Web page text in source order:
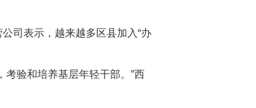
司表示，越来越多区县加入“办
验和培养基层年轻干部。”西